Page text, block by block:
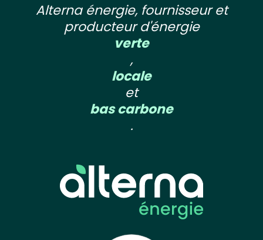
Alterna énergie, fournisseur et
producteur d'énergie
verte
,
locale
et
bas carbone
.